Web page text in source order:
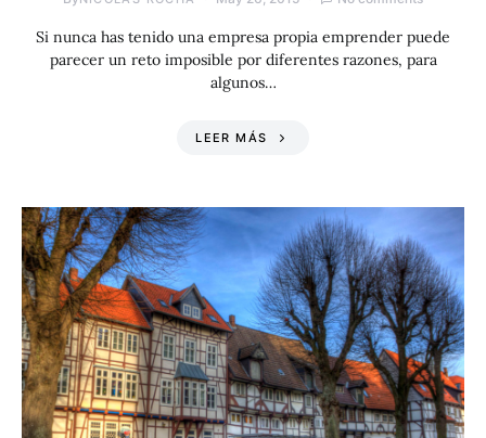
Si nunca has tenido una empresa propia emprender puede
parecer un reto imposible por diferentes razones, para
algunos…
LEER MÁS